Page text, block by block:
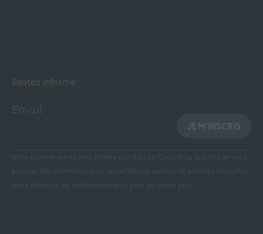
Restez informé :
JE M'INSCRIS
Votre adresse email sera utilisée par Ad’s up Consulting aux fins de vous
envoyer des informations sur ses différents services et activités.
Consultez
notre Politique de confidentialité ici pour en savoir plus